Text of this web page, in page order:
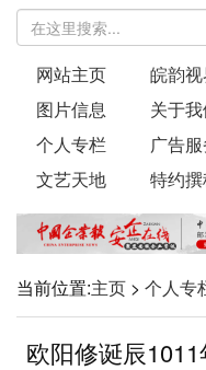
网站主页 皖韵
图片信息
关于
个人专栏
广告
文艺天地
特约
当前位置:主页 > 个人专
欧阳修诞辰